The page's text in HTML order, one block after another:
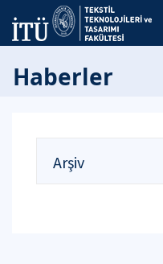
Haberler
Arşiv